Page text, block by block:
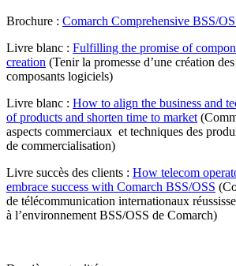
Brochure : Comarch Comprehensive BSS/
Livre blanc : Fulfilling the promise of
creation (Tenir la promesse d’une création
composants logiciels)
Livre blanc : How to align the business and
of products and shorten time to market
aspects commerciaux et techniques des
de commercialisation)
Livre succès des clients : How telecom
embrace success with Comarch BSS/OSS
de télécommunication internationaux
à l’environnement BSS/OSS de Comarch)